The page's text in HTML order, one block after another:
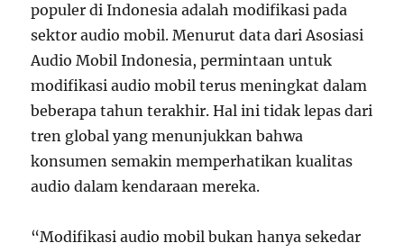
populer di Indonesia adalah modifikasi pada
sektor audio mobil. Menurut data dari Asosiasi
Audio Mobil Indonesia, permintaan untuk
modifikasi audio mobil terus meningkat dalam
beberapa tahun terakhir. Hal ini tidak lepas dari
tren global yang menunjukkan bahwa
konsumen semakin memperhatikan kualitas
audio dalam kendaraan mereka.
“Modifikasi audio mobil bukan hanya sekedar